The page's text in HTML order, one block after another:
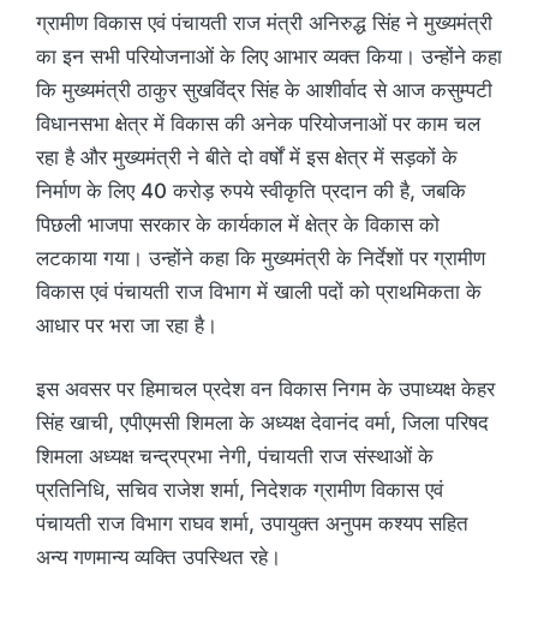
ग्रामीण विकास एवं पंचायती राज मंत्री अनिरुद्ध सिंह ने मुख्यमंत्री
का इन सभी परियोजनाओं के लिए आभार व्यक्त किया। उन्होंने कहा
कि मुख्यमंत्री ठाकुर सुखविंद्र सिंह के आशीर्वाद से आज कसुम्पटी
विधानसभा क्षेत्र में विकास की अनेक परियोजनाओं पर काम चल
रहा है और मुख्यमंत्री ने बीते दो वर्षों में इस क्षेत्र में सड़कों के
निर्माण के लिए 40 करोड़ रुपये स्वीकृति प्रदान की है, जबकि
पिछली भाजपा सरकार के कार्यकाल में क्षेत्र के विकास को
लटकाया गया। उन्होंने कहा कि मुख्यमंत्री के निर्देशों पर ग्रामीण
विकास एवं पंचायती राज विभाग में खाली पदों को प्राथमिकता के
आधार पर भरा जा रहा है।
इस अवसर पर हिमाचल प्रदेश वन विकास निगम के उपाध्यक्ष केहर
सिंह खाची, एपीएमसी शिमला के अध्यक्ष देवानंद वर्मा, जिला परिषद
शिमला अध्यक्ष चन्द्रप्रभा नेगी, पंचायती राज संस्थाओं के
प्रतिनिधि, सचिव राजेश शर्मा, निदेशक ग्रामीण विकास एवं
पंचायती राज विभाग राघव शर्मा, उपायुक्त अनुपम कश्यप सहित
अन्य गणमान्य व्यक्ति उपस्थित रहे।